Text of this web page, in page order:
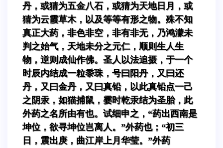
丹，或猜为五金八石，或猜为天地日月，或
猜为云霞草木，以及等等有形之物。殊不知
真正大药，非色非空，非有非无，乃鸿濛未
判之始气，天地未分之元仁，顺则生人生
物，逆则成仙作佛。圣人以法追摄，于一个
时辰内结成一粒黍珠，号曰阳丹，又曰还
丹，又曰金丹，又曰真铅，以此真铅点一己
之阴汞，如猫捕鼠，霎时乾汞结为圣胎，此
外药之名所由有也。试细申之，“药出西南是
坤位，欲寻坤位岂离人。”外药也；“初三
日，震出庚，曲江岸上月华莹。”外药